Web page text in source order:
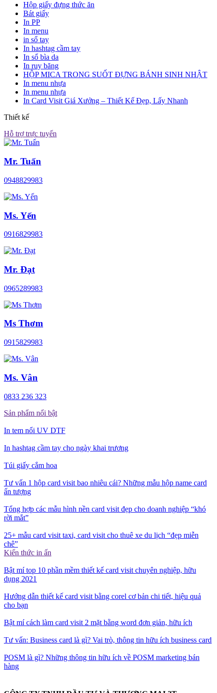
Hộp giấy đựng thức ăn
Bát giấy
In PP
In menu
in sổ tay
In hashtag cầm tay
In sổ bìa da
In ruy băng
HỘP MICA TRONG SUỐT ĐỰNG BÁNH SINH NHẬT
In menu nhựa
In menu nhựa
In Card Visit Giá Xưởng – Thiết Kế Đẹp, Lấy Nhanh
Thiết kế
Hỗ trợ trực tuyến
Mr. Tuấn
0948829983
Ms. Yến
0916829983
Mr. Đạt
0965289983
Ms Thơm
0915829983
Ms. Vân
0833 236 323
Sản phẩm nổi bật
In tem nổi UV DTF
In hashtag cầm tay cho ngày khai trương
Túi giấy cắm hoa
Tư vấn 1 hộp card visit bao nhiêu cái? Những mẫu hộp name card
ấn tượng
Tổng hợp các mẫu hình nền card visit đẹp cho doanh nghiệp “khó
rời mắt”
25+ mẫu card visit taxi, card visit cho thuê xe du lịch “đẹp miễn
chê”
Kiến thức in ấn
Bật mí top 10 phần mềm thiết kế card visit chuyên nghiệp, hữu
dụng 2021
Hướng dẫn thiết kế card visit bằng corel cơ bản chi tiết, hiệu quả
cho bạn
Bật mí cách làm card visit 2 mặt bằng word đơn giản, hữu ích
Tư vấn: Business card là gì? Vai trò, thông tin hữu ích business card
POSM là gì? Những thông tin hữu ích về POSM marketing bán
hàng